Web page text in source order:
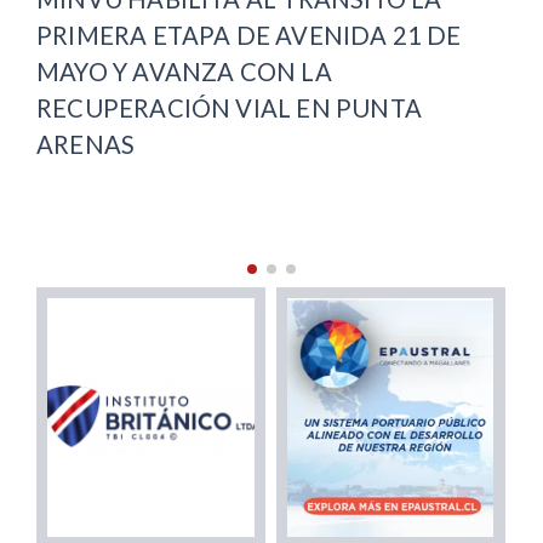
OFICINA LOCAL DE LA NIÑEZ Y
COMPLETA COBERTURA REGIONAL